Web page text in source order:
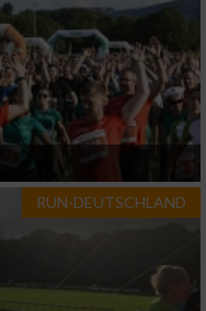
RUN-DEUTSCHLAND